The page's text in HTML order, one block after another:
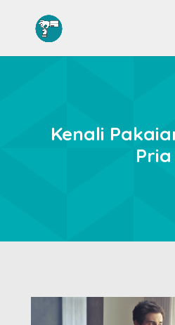
Kenali
Pria